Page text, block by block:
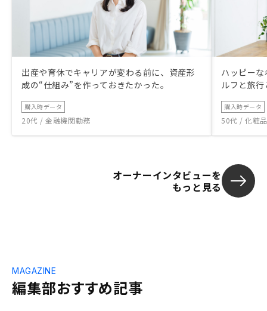
出産や育休でキャリアが変わる前に、資産形
成の“仕組み”を作っておきたかった。
購入時データ
20代 / 金融機関勤務
ハッピー
ルフと旅
購入時データ
50代 / 化粧
オーナーインタビューを
もっと見る
編集部おすすめ記事
MAGAZINE